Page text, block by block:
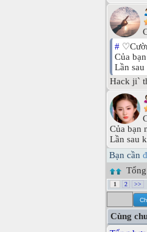
#
Của
Lần
Hack ji`
Của bạn
Lần sau
Bạn cần
Tổng
1 2 >>
Cùng